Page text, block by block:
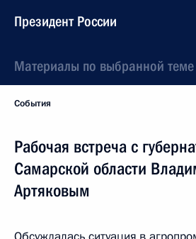
Президент России
Материалы по выбранной теме
События
Рабочая встреча с
Самарской области
Артяковым